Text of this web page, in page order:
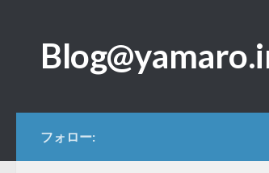
フォロー: